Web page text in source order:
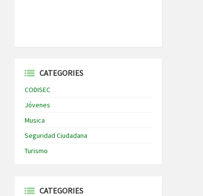
CATEGORIES
CODISEC
Jóvenes
Musica
Seguridad Ciudadana
Turismo
CATEGORIES